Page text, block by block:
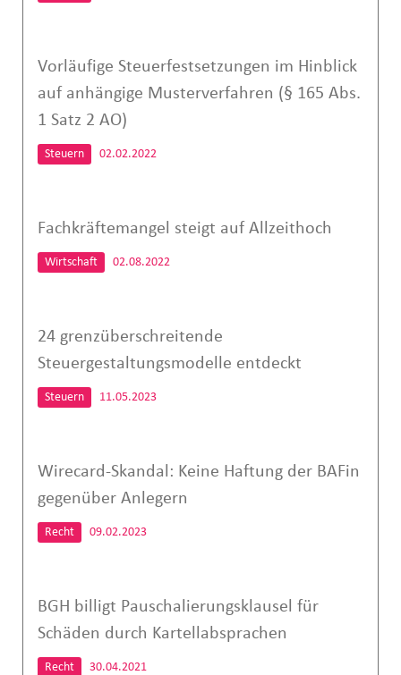
Vorläufige Steuerfestsetzungen im Hinblick
auf anhängige Musterverfahren (§ 165 Abs.
1 Satz 2 AO)
Steuern 02.02.2022
Fachkräftemangel steigt auf Allzeithoch
Wirtschaft 02.08.2022
24 grenzüberschreitende
Steuergestaltungsmodelle entdeckt
Steuern 11.05.2023
Wirecard-Skandal: Keine Haftung der BAFin
gegenüber Anlegern
Recht 09.02.2023
BGH billigt Pauschalierungsklausel für
Schäden durch Kartellabsprachen
Recht 30.04.2021